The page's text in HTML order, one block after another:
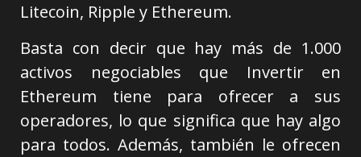
Litecoin, Ripple y Ethereum.
Basta con decir que hay más de 1.000
activos negociables que Invertir en
Ethereum tiene para ofrecer a sus
operadores, lo que significa que hay algo
para todos. Además, también le ofrecen